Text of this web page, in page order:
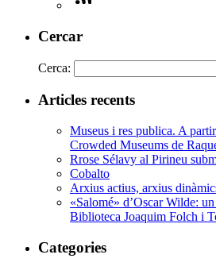
Cercar
Cerca:
Articles recents
Museus i res publica. A
Crowded Museums de
Rrose Sélavy al Pirineu
Cobalto
Arxius actius, arxius
«Salomé» d’Oscar Wilde:
Biblioteca Joaquim Folch i
Categories